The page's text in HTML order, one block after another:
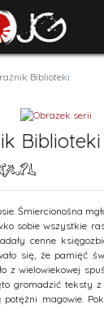
Biblioteki
Biblioteki
Śmiercionośna
sobie wszystkie
cenne
się, że pamięć
z wielowiekowej
gromadzić teksty z
magowie.